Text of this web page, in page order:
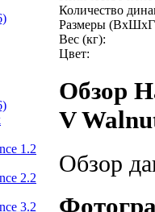
1.2
2.2
3.2
Количество
Размеры
Вес (кг):
Цвет:
Обзор
V
Обзор